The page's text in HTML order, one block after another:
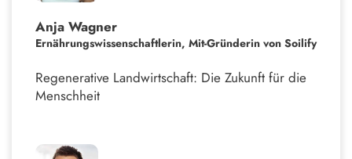
Anja Wagner
Ernährungswissenschaftlerin, Mit-Gründerin von Soilify
Regenerative Landwirtschaft: Die Zukunft für die
Menschheit